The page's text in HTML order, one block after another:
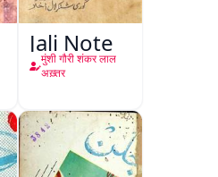
Jali Note
मुंशी गौरी शंकर लाल
अख़्तर